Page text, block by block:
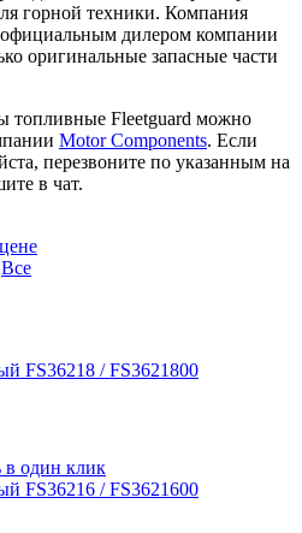
горной техники. Компания
официальным дилером компании
оригинальные запасные части
топливные Fleetguard можно
Motor Components. Если
перезвоните по указанным на
в чат.
цене
Все
FS36218 / FS3621800
в один клик
FS36216 / FS3621600